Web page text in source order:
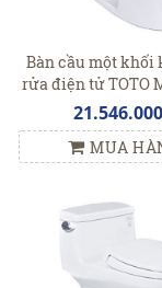
Bàn cầu một khối
rửa điện tử TOTO
MUA